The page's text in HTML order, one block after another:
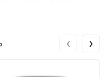
с позволяет свести к
‹ ›